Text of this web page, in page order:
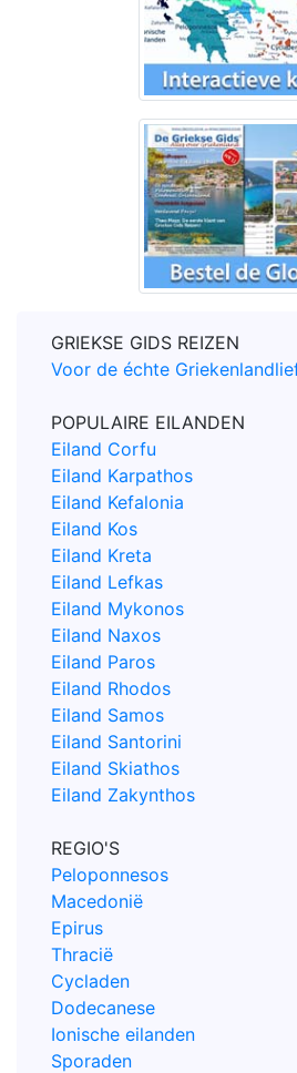
GRIEKSE GIDS REIZEN
Voor de échte
POPULAIRE EILANDEN
Eiland Corfu
Eiland Karpathos
Eiland Kefalonia
Eiland Kos
Eiland Kreta
Eiland Lefkas
Eiland Mykonos
Eiland Naxos
Eiland Paros
Eiland Rhodos
Eiland Samos
Eiland Santorini
Eiland Skiathos
Eiland Zakynthos
REGIO'S
Peloponnesos
Macedonië
Epirus
Thracië
Cycladen
Dodecanese
Ionische eilanden
Sporaden